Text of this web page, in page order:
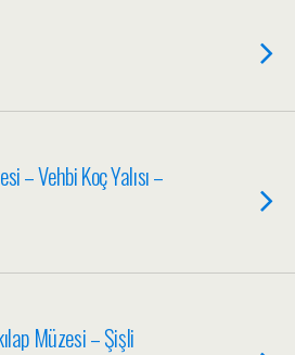
– Vehbi Koç Yalısı –
Müzesi – Şişli